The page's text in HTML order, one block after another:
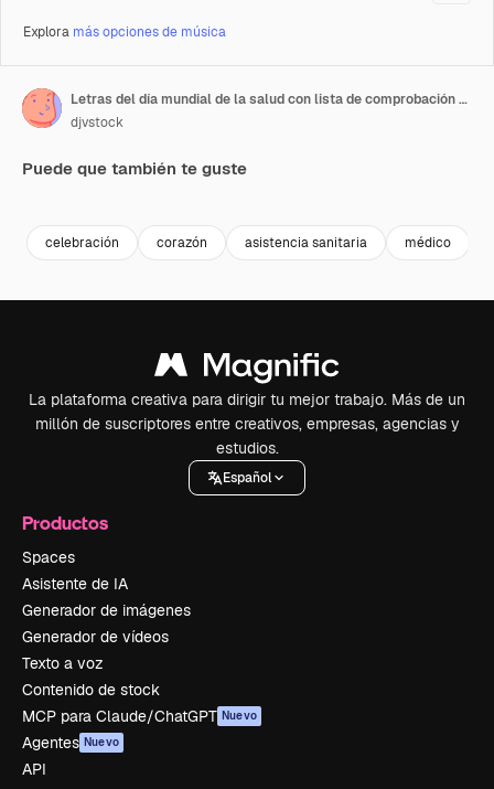
Explora más opciones de música
Letras del día mundial de la salud con lista de comprobación y cardio cardíaco
djvstock
Puede que también te guste
celebración corazón asistencia sanitaria médico
La plataforma creativa para dirigir tu mejor trabajo. Más de un
millón de suscriptores entre creativos, empresas, agencias y
estudios.
Español
Productos
Spaces
Asistente de IA
Generador de imágenes
Generador de vídeos
Texto a voz
Contenido de stock
MCP para Claude/ChatGPT Nuevo
Agentes Nuevo
API